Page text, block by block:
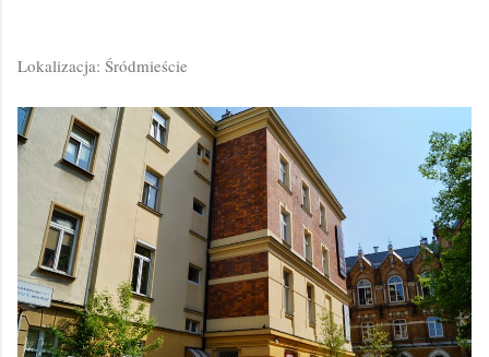
Lokalizacja: Śródmieście